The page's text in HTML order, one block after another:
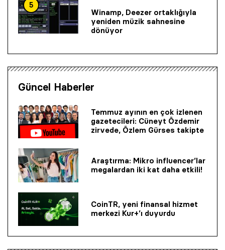
5
Winamp, Deezer ortaklığıyla
yeniden müzik sahnesine
dönüyor
Güncel Haberler
Temmuz ayının en çok izlenen
gazetecileri: Cüneyt Özdemir
zirvede, Özlem Gürses takipte
Araştırma: Mikro influencer’lar
megalardan iki kat daha etkili!
CoinTR, yeni finansal hizmet
merkezi Kur+’ı duyurdu